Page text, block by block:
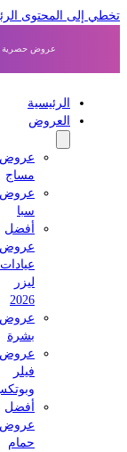
إلى المحتوى الرئيسي
عروض حصرية لعملاء
الرئيسية
العروض
عروض
مساج
عروض
أفضل
عروض
عيادات
عروض
بشرة
عروض
وبوتكس
أفضل
عروض
حمام